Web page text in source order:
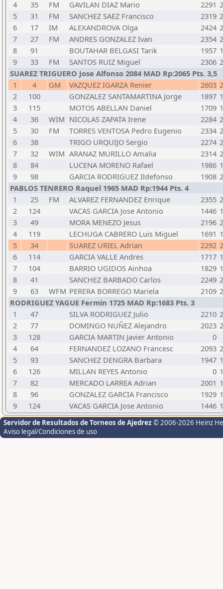
4 35 FM GAVILAN DIAZ Mario 2291
5
31 FM SANCHEZ SAEZ Francisco 2319
6
17 IM ALEXANDROVA Olga 2424
7
27 FM ANDRES GONZALEZ Ivan 2354
8
91 BOUTAHAR BELGASI Tarik 1957
9
33 FM SANTOS RUIZ Miguel 2306
SUAREZ TRIGUERO Jose Alfonso 2084 MAD Rp:2065 Pts. 3,5
1
4 GM VAZQUEZ IGARZA Renier 2603
2
100 GONZALEZ SANTAMARTINA Jorge 1897
3
115 MOTOS ABELLAN Daniel 1709
4
36 WIM NICOLAS ZAPATA Irene 2284
5
30 FM TORRES VENTOSA Pedro Eugenio 2334
6
38 TRIGO URQUIJO Sergio 2274
7
32 WIM ARANAZ MURILLO Amalia 2314
8
84 LUCENA MORENO Rafael 1986
9
98 GARCIA RODRIGUEZ Ildefonso 1908
PABLOS TENRERO Raquel 1965 MAD Rp:1944 Pts. 4
1
25 FM ALVAREZ FERNANDEZ Enrique 2355
2
124 VACAS GARCIA Jose Antonio 1446
3
49 MORA MENEZO Jesus 2196
4
119 LECHUGA CABRERO Luis Miguel 1691
5
34 SUAREZ URIEL Adrian 2292
6
114 GARCIA VALLE Andres 1717
7
104 BARRIO UGIDOS Ainhoa 1829
8
41 SANCHEZ BARBADO Carlos 2249
9
63 WFM PERERA BORREGO Mariela 2109
RODRIGUEZ YAGUE Fermin 1725 MAD Rp:1683 Pts. 3
1
47 SILVA RODRIGUEZ Julio 2210
2
77 DOMINGO NUÑEZ Alejandro 2023
3
128 GARCIA MARTIN Javier Antonio
0
4
64 FERNANDEZ LOZANO Francesc 2093
5
93 SANCHEZ DENGRA Barbara 1947
6
126 MILLAN REYES Antonio 0
7
82 MERCADO LARREA Adrian 2001
8
96 GONZALEZ GARCIA Francisco 1929
9
124 VACAS GARCIA Jose Antonio 1446
Servidor de Resultados de Torneos de Ajedrez © 2006-2026 Heinz
Aviso legal/Condiciones de uso